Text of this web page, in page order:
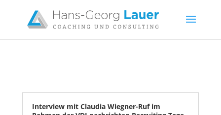
Interview mit Claudia Wiegner-Ruf im